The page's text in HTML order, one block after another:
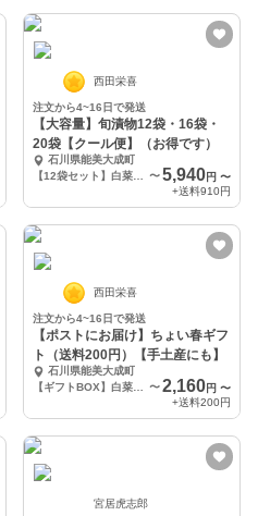
西田栄喜
注文から4~16日で発送
【大容量】旬漬物12袋・16袋・
20袋【クール便】（お得です）
石川県能美大成町
【12袋セット】白菜キムチ×4 大根キムチ×4 百万石かぶキムチ×4
〜5,940円 〜
+送料910円
西田栄喜
注文から4~16日で発送
【ポストにお届け】ちょい春ギフ
ト（送料200円）【手土産にも】
石川県能美大成町
【ギフトBOX】白菜キムチ 大根キムチ 大根こうじ漬け ゆず大根
〜2,160円 〜
+送料200円
宮居虎志郎